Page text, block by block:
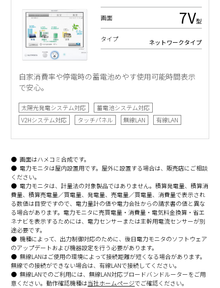
画面 7V型
タイプ ネットワークタイプ
自家消費率や停電時の蓄電池めやす使用可能時間表示
で安心。
太陽光発電システム対応
蓄電池システム対応
V2Hシステム対応
タッチパネル 無線LAN 有線LAN
画面はハメコミ合成です。
電力モニタは屋内設置用です。屋外に設置する場合は、販売店にご相談
ください。
電力モニタは、計量法の対象製品ではありません。積算発電量、積算消
費量、積算売電量／買電量、発電量、売電量／買電量、消費量で表示され
る数値は目安ですので、電力量計の値や電力会社からの請求書の値と異な
る場合があります。電力モニタに売買電量・消費量・電気料金換算・省エ
ネナビを表示するためには、電力センサーまたは主幹用電流センサーが別
途必要です。
機種によって、出力制御対応のために、後日電力モニタのソフトウェア
のアップデートおよび機器設定を行う必要があります。
無線LANはご使用の環境によって接続距離が短くなる場合があります。
無線での接続ができない場合は、有線LANで接続してください。
無線LANでのご利用には、無線LAN対応ブロードバンドルーターをご用
意ください。動作確認機種は当社ホームページでご確認ください。